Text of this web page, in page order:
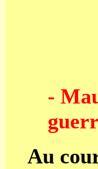
-
Au